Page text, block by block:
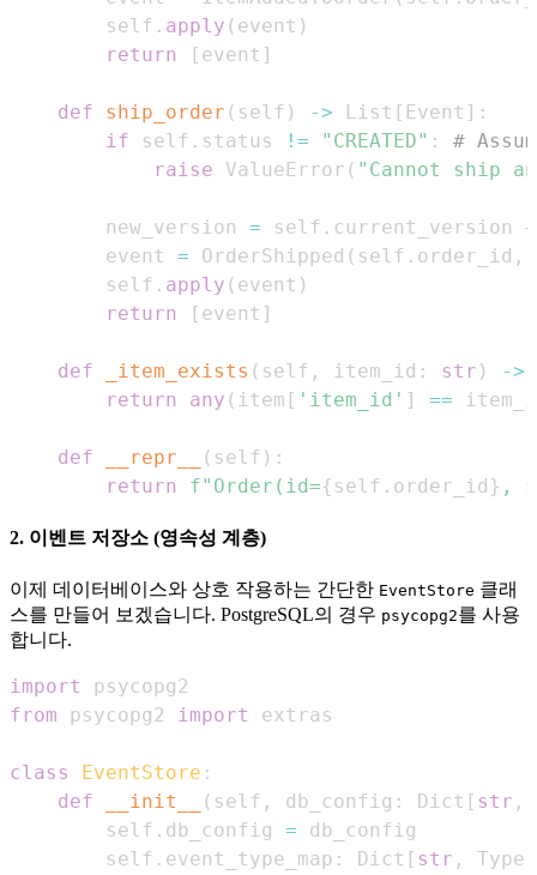
        self
. apply ( event )
return
[ event ]
def ship_order ( self ) -> List [ Event ] :
if self . status != "CREATED" :
#
raise ValueError ( "Cannot ship
        new_version
= self . current_version +
        event
= OrderShipped ( self . order_id ,
        self
. apply ( event )
return
[ event ]
def _item_exists ( self , item_id : str ) ->
return
any ( item [ 'item_id' ] ==
def __repr__ ( self ) :
return
f"Order(id={ self . order_id } ,
2. 이벤트 저장소 (영속성 계층)
이제 데이터베이스와 상호 작용하는 간단한 EventStore 클래
스를 만들어 보겠습니다. PostgreSQL의 경우 psycopg2를 사용
합니다.
import
from psycopg2 import
class EventStore :
def
__init__ ( self , db_config : Dict [ str ,
        self
. db_config =
        self
. event_type_map : Dict [ str , Type